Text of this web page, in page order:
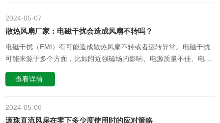
07
2024-05
散热风扇厂家：电磁干扰会造成风扇不转吗？
电磁干扰（EMI）有可能造成散热风扇不转或者运转异常。电磁干扰
可能来源于多个方面，比如附近强磁场的影响、电源质量不佳、电路
设计不合理等。具体到散热风扇，电磁干扰可能对风扇的电机控制电
路产生影响，导致控制信号失真或被干扰，从而影响风扇的正常旋
外界的高频电磁场，这……
查看详情
06
2024-05
滚珠直流风扇在零下多少度使用时的应对策略